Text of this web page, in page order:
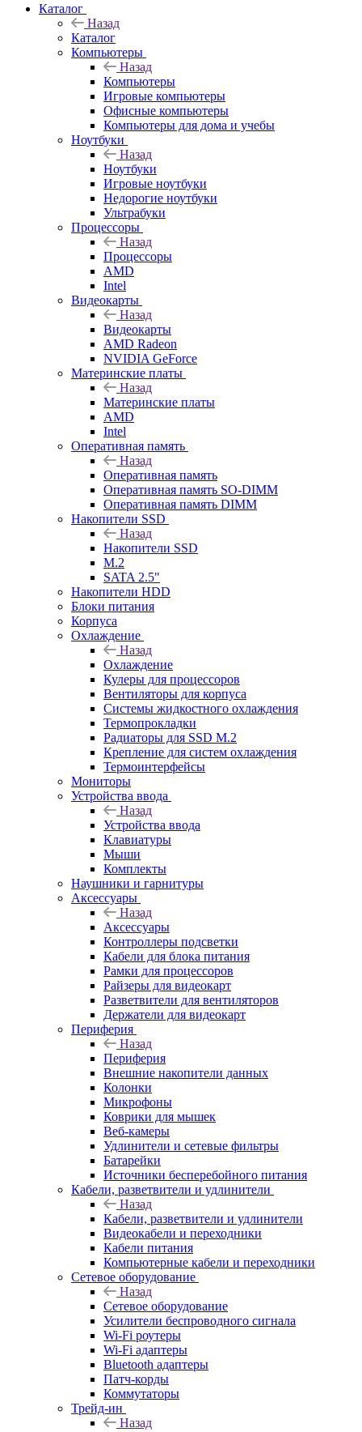
Каталог
Назад
Каталог
Компьютеры
Назад
Компьютеры
Игровые компьютеры
Офисные компьютеры
Компьютеры для дома и учебы
Ноутбуки
Назад
Ноутбуки
Игровые ноутбуки
Недорогие ноутбуки
Ультрабуки
Процессоры
Назад
Процессоры
AMD
Intel
Видеокарты
Назад
Видеокарты
AMD Radeon
NVIDIA GeForce
Материнские платы
Назад
Материнские платы
AMD
Intel
Оперативная память
Назад
Оперативная память
Оперативная память SO-DIMM
Оперативная память DIMM
Накопители SSD
Назад
Накопители SSD
M.2
SATA 2.5"
Накопители HDD
Блоки питания
Корпуса
Охлаждение
Назад
Охлаждение
Кулеры для процессоров
Вентиляторы для корпуса
Системы жидкостного охлаждения
Термопрокладки
Радиаторы для SSD M.2
Крепление для систем охлаждения
Термоинтерфейсы
Мониторы
Устройства ввода
Назад
Устройства ввода
Клавиатуры
Мыши
Комплекты
Наушники и гарнитуры
Аксессуары
Назад
Аксессуары
Контроллеры подсветки
Кабели для блока питания
Рамки для процессоров
Райзеры для видеокарт
Разветвители для вентиляторов
Держатели для видеокарт
Периферия
Назад
Периферия
Внешние накопители данных
Колонки
Микрофоны
Коврики для мышек
Веб-камеры
Удлинители и сетевые фильтры
Батарейки
Источники бесперебойного питания
Кабели, разветвители и удлинители
Назад
Кабели, разветвители и удлинители
Видеокабели и переходники
Кабели питания
Компьютерные кабели и переходники
Сетевое оборудование
Назад
Сетевое оборудование
Усилители беспроводного сигнала
Wi-Fi роутеры
Wi-Fi адаптеры
Bluetooth адаптеры
Патч-корды
Коммутаторы
Трейд-ин
Назад